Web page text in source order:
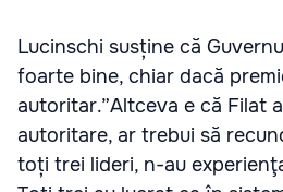
Lucinschi susține că
foarte bine, chiar dacă
autoritar.”Altceva e că Filat
autoritare, ar trebui să
toți trei lideri, n-au